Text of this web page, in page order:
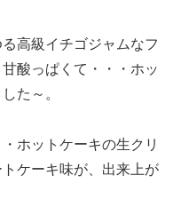
高級イチゴジャムなフ
酸っぱくて・・・ホッ
た～。
ホットケーキの生クリ
ケーキ味が、出来上が